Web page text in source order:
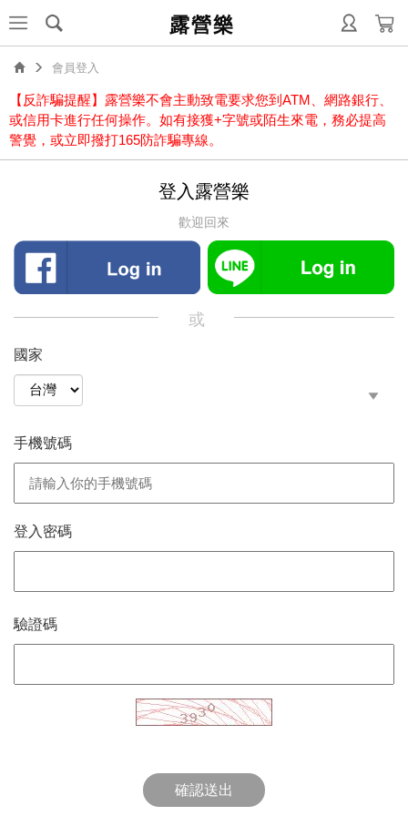
露營樂
會員登入
【反詐騙提醒】露營樂不會主動致電要求您到ATM、網路銀行、
或信用卡進行任何操作。如有接獲+字號或陌生來電，務必提高
警覺，或立即撥打165防詐騙專線。
登入露營樂
歡迎回來
或
國家
手機號碼
登入密碼
驗證碼
確認送出